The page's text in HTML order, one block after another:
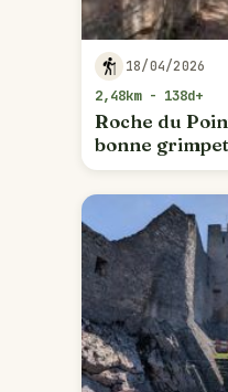
18/04/2026
2,48km - 138d+
Roche du
bonne